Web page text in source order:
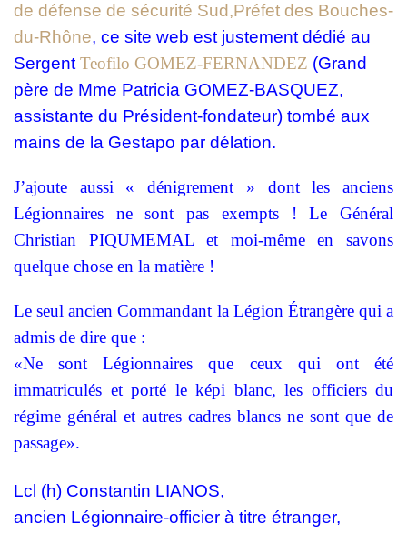
de défense de sécurité Sud,Préfet des Bouches-
du-Rhône, ce site web est justement dédié au
SergentTeofilo GOMEZ-FERNANDEZ (Grand
père de Mme Patricia GOMEZ-BASQUEZ,
assistante du Président-fondateur) tombé aux
mains de la Gestapo par délation.
J’ajoute aussi « dénigrement » dont les anciens
Légionnaires ne sont pas exempts ! Le Général
Christian PIQUMEMAL et moi-même en savons
quelque chose en la matière !
Le seul ancien Commandant la Légion Étrangère qui a
admis de dire que :
«Ne sont Légionnaires que ceux qui ont été
immatriculés et porté le képi blanc, les officiers du
régime général et autres cadres blancs ne sont que de
passage».
Lcl (h) Constantin LIANOS,
ancien Légionnaire-officier à titre étranger,